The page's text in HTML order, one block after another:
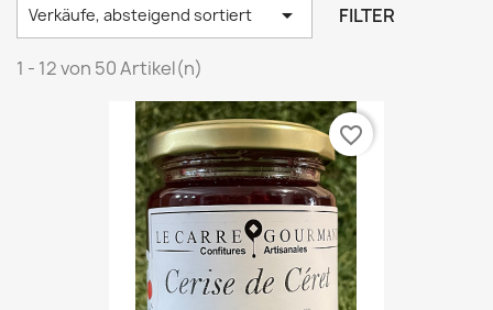
Verkäufe, absteigend sortiert  FILTER
1 - 12 von 50 Artikel(n)
favorite_border